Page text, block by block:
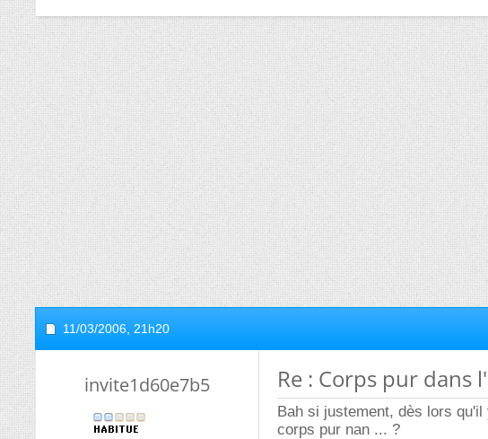
11/03/2006, 21h20
invite1d60e7b5 Re : Corps pur dans
Bah si justement, dès lors
corps pur nan ... ?